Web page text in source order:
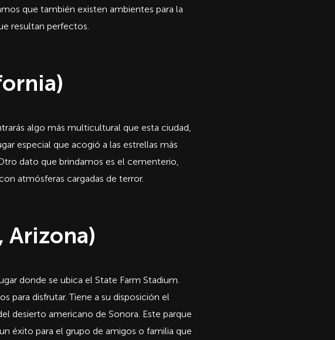
que también existen ambientes para la
resultan perfectos.
algo más multicultural que esta ciudad,
especial que acogió a las estrellas más
dato que brindamos es el cementerio,
atmósferas cargadas de terror.
Arizona)
donde se ubica el State Farm Stadium.
para disfrutar. Tiene a su disposición el
desierto americano de Sonora. Este parque
éxito para el grupo de amigos o familia que